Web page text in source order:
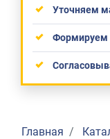
Уточняем
Формируем
Главная